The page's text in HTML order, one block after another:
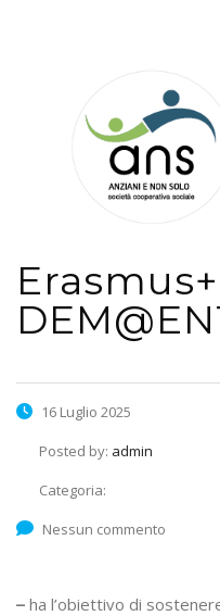
Erasmus+
16 Luglio 2025
Posted by: admin
Categoria:
Nessun commento
– ha l’obiettivo di